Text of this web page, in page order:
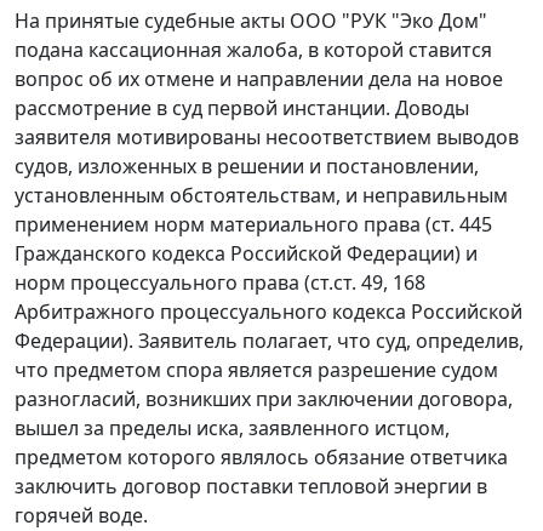
На принятые судебные акты ООО "РУК "Эко Дом"
подана кассационная жалоба, в которой ставится
вопрос об их отмене и направлении дела на новое
рассмотрение в суд первой инстанции. Доводы
заявителя мотивированы несоответствием выводов
судов, изложенных в решении и постановлении,
установленным обстоятельствам, и неправильным
применением норм материального права (ст. 445
Гражданского кодекса Российской Федерации) и
норм процессуального права (ст.ст. 49, 168
Арбитражного процессуального кодекса Российской
Федерации). Заявитель полагает, что суд, определив,
что предметом спора является разрешение судом
разногласий, возникших при заключении договора,
вышел за пределы иска, заявленного истцом,
предметом которого являлось обязание ответчика
заключить договор поставки тепловой энергии в
горячей воде.